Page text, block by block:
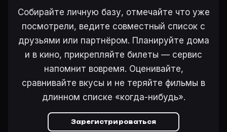
Собирайте личную базу, отмечайте что уже
посмотрели, ведите совместный список с
друзьями или партнёром. Планируйте дома
и в кино, прикрепляйте билеты — сервис
напомнит вовремя. Оценивайте,
сравнивайте вкусы и не теряйте фильмы в
длинном списке «когда-нибудь».
Зарегистрироваться